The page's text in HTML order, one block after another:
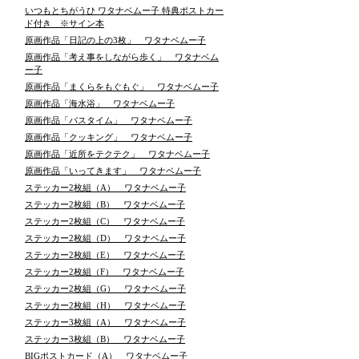
いつもとちがうひ ワタナベムー子 特典ポストカー
ド付き ※サイン本
原画作品「日記の上の3枚」 ワタナベムー子
原画作品「考え事をしながら歩く」 ワタナベム
ー子
原画作品「まくらをもぐもぐ」 ワタナベムー子
原画作品「海水浴」 ワタナベムー子
原画作品「バスタイム」 ワタナベムー子
原画作品「クッキング」 ワタナベムー子
原画作品「近所をテクテク」 ワタナベムー子
原画作品「いってきます」 ワタナベムー子
ステッカー2枚組（A） ワタナベムー子
ステッカー2枚組（B） ワタナベムー子
ステッカー2枚組（C） ワタナベムー子
ステッカー2枚組（D） ワタナベムー子
ステッカー2枚組（E） ワタナベムー子
ステッカー2枚組（F） ワタナベムー子
ステッカー2枚組（G） ワタナベムー子
ステッカー2枚組（H） ワタナベムー子
ステッカー3枚組（A） ワタナベムー子
ステッカー3枚組（B） ワタナベムー子
BIGポストカード（A） ワタナベムー子